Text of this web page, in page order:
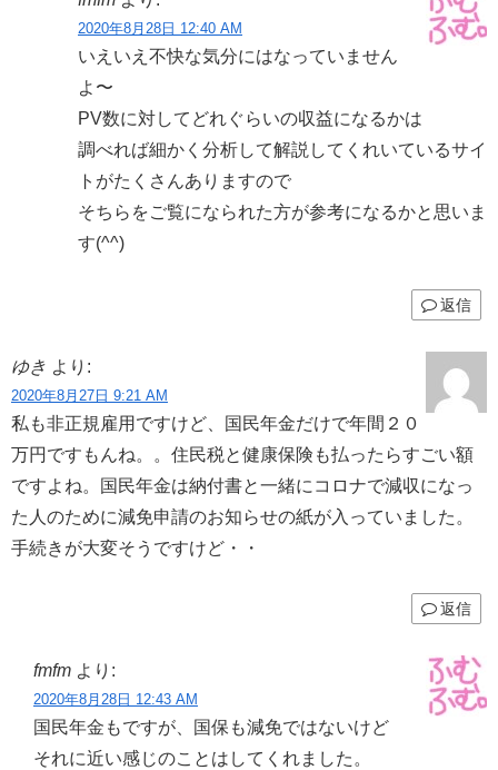
2020年8月28日 12:40 AM
いえいえ不快な気分にはなっていません
よ〜
PV数に対してどれぐらいの収益になるかは
調べれば細かく分析して解説してくれいているサイ
トがたくさんありますので
そちらをご覧になられた方が参考になるかと思いま
す(^^)
返信
ゆき より:
2020年8月27日 9:21 AM
私も非正規雇用ですけど、国民年金だけで年間２０
万円ですもんね。。住民税と健康保険も払ったらすごい額
ですよね。国民年金は納付書と一緒にコロナで減収になっ
た人のために減免申請のお知らせの紙が入っていました。
手続きが大変そうですけど・・
返信
fmfm より:
2020年8月28日 12:43 AM
国民年金もですが、国保も減免ではないけど
それに近い感じのことはしてくれました。